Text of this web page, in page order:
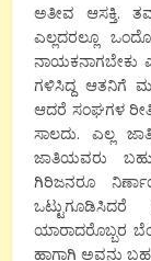
ಅತೀವ ಆಸಕ್ತಿ.
ಎಲ್ಲದರಲ್ಲೂ
ನಾಯಕನಾಗಬೇಕು
ಗಳಿಸಿದ್ದ ಆತನಿಗೆ
ಆದರೆ ಸಂಘಗಳ
ಸಾಲದು. ಎಲ್ಲ
ಜಾತಿಯವರು
ಗಿರಿಜನರೂ
ಯಾರಾದರೊಬ್ಬರ
ಹಾಗಾಗಿ ಅವನು